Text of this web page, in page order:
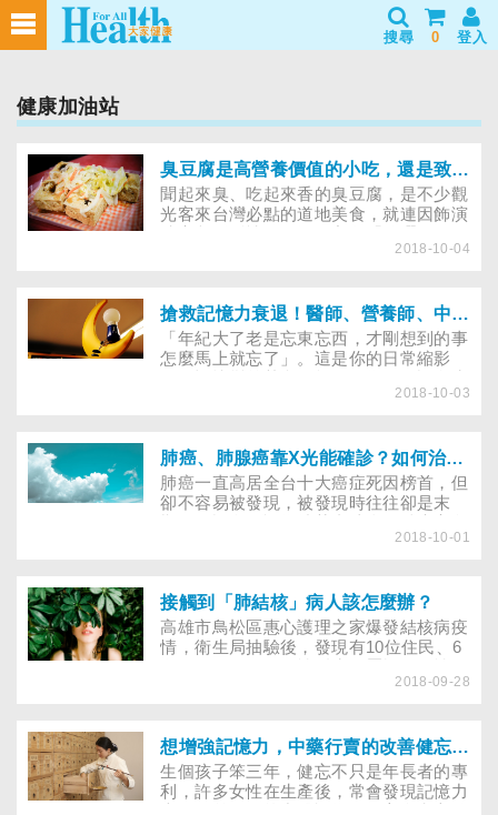
搜尋 0 登入
健康加油站
臭豆腐是高營養價值的小吃，還是致癌物？
聞起來臭、吃起來香的臭豆腐，是不少觀
光客來台灣必點的道地美食，就連因飾演
紅的中國女星吳謹言也愛吃。但你知道
酪乳還要多，生吃可以改善便秘，增強免
疫力，不過營養師認為，要補充益生菌還
是吃優格或喝優酪乳比較實在。
2018-10-04
搶救記憶力衰退！醫師、營養師、中醫師全方位助你增強記憶力
「年紀大了老是忘東忘西，才剛想到的事
怎麼馬上就忘了」。這是你的日常縮影
活習慣不佳，如：不吃早餐、吃錯食物、
嗎？讓營養師、中醫師告訴你如何增強記
憶力！
2018-10-03
肺癌、肺腺癌靠X光能確診？如何治療？
肺癌一直高居全台十大癌症死因榜首，但
卻不容易被發現，被發現時往往卻是末
險群，其實不然，統計發現女性竟是肺腺
若不幸罹癌，肺癌又是如何分期，存活率
又有多少呢？本篇肺癌確診、治療懶人包
帶你一探究竟。
2018-10-01
接觸到「肺結核」病人該怎麼辦？
高雄市鳥松區惠心護理之家爆發結核病疫
情，衛生局抽驗後，發現有10位住民、6
核菌感染。結核病主要透過飛沫及空氣傳
氣，就有可能因此得到潛伏性感染。假如
不小心接觸到肺結核病患，該怎麼辦？
2018-09-28
想增強記憶力，中藥行賣的改善健忘配方有用嗎？
生個孩子笨三年，健忘不只是年長者的專
利，許多女性在生產後，常會發現記憶力